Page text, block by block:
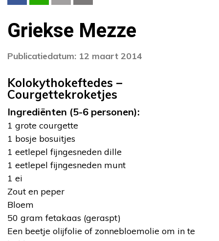
Griekse Mezze
Publicatiedatum: 12 maart 2014
Kolokythokeftedes –
Courgettekroketjes
Ingrediënten (5-6 personen):
1 grote courgette
1 bosje bosuitjes
1 eetlepel fijngesneden dille
1 eetlepel fijngesneden munt
1 ei
Zout en peper
Bloem
50 gram fetakaas (geraspt)
Een beetje olijfolie of zonnebloemolie om in te